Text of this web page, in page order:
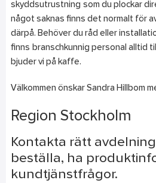
skyddsutrustning som du plockar
något saknas finns det normalt för
därpå. Behöver du råd eller
finns branschkunnig personal alltid
bjuder vi på kaffe.
Välkommen önskar Sandra Hillbom
Region Stockholm
Kontakta rätt
beställa, ha
kundtjänstfrågor.